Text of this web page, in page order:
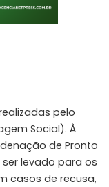
pelo
Social). À
de Pronto
levado para os
casos de recusa,